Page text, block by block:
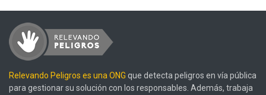
Relevando Peligros es una ONG que detecta peligros en vía pública
para gestionar su solución con los responsables. Además, trabaja